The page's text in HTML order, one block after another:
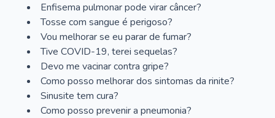
Enfisema pulmonar pode virar câncer?
Tosse com sangue é perigoso?
Vou melhorar se eu parar de fumar?
Tive COVID-19, terei sequelas?
Devo me vacinar contra gripe?
Como posso melhorar dos sintomas da rinite?
Sinusite tem cura?
Como posso prevenir a pneumonia?